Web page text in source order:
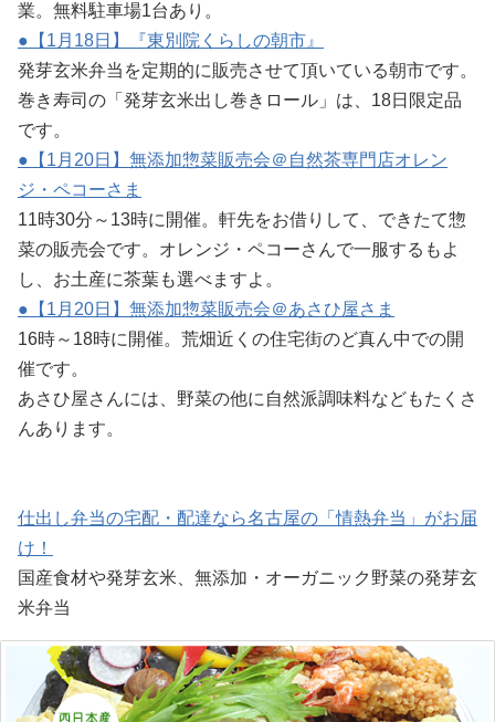
業。無料駐車場1台あり。
●【1月18日】『東別院くらしの朝市』
発芽玄米弁当を定期的に販売させて頂いている朝市です。
巻き寿司の「発芽玄米出し巻きロール」は、18日限定品
です。
●【1月20日】無添加惣菜販売会＠自然茶専門店オレン
ジ・ペコーさま
11時30分～13時に開催。軒先をお借りして、できたて惣
菜の販売会です。オレンジ・ペコーさんで一服するもよ
し、お土産に茶葉も選べますよ。
●【1月20日】無添加惣菜販売会＠あさひ屋さま
16時～18時に開催。荒畑近くの住宅街のど真ん中での開
催です。
あさひ屋さんには、野菜の他に自然派調味料などもたくさ
んあります。
仕出し弁当の宅配・配達なら名古屋の「情熱弁当」がお届
け！
国産食材や発芽玄米、無添加・オーガニック野菜の発芽玄
米弁当